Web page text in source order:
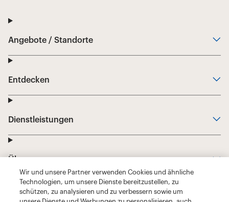
Wir und unsere Partner verwenden Cookies und ähnliche
Technologien, um unsere Dienste bereitzustellen, zu
schützen, zu analysieren und zu verbessern sowie um